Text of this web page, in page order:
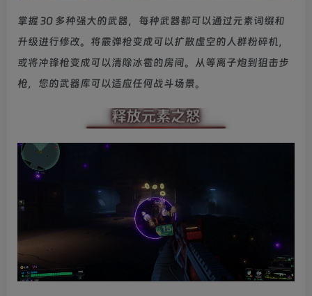
掌握 30 多种强大的武器，每种武器都可以通过元素词缀和
升级进行修改。将霰弹枪变成可以扩散虚空的人群粉碎机，
或将冲锋枪变成可以清除冰雹的房间。从等离子炮到狙击步
枪，您的武器库可以适应任何战斗场景。